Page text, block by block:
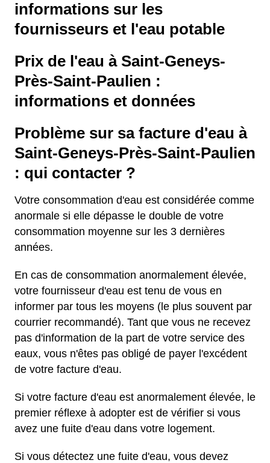
informations sur les
fournisseurs et l'eau potable
Prix de l'eau à Saint-Geneys-
Près-Saint-Paulien :
informations et données
Problème sur sa facture d'eau à
Saint-Geneys-Près-Saint-Paulien
: qui contacter ?
Votre consommation d'eau est considérée comme
anormale si elle dépasse le double de votre
consommation moyenne sur les 3 dernières
années.
En cas de consommation anormalement élevée,
votre fournisseur d'eau est tenu de vous en
informer par tous les moyens (le plus souvent par
courrier recommandé). Tant que vous ne recevez
pas d'information de la part de votre service des
eaux, vous n'êtes pas obligé de payer l'excédent
de votre facture d'eau.
Si votre facture d'eau est anormalement élevée, le
premier réflexe à adopter est de vérifier si vous
avez une fuite d'eau dans votre logement.
Si vous détectez une fuite d'eau, vous devez